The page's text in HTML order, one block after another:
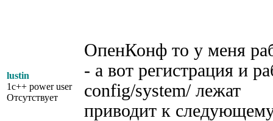
lustin
1c++ power user
Отсутствует
ОпенКонф то у меня
- а вот регистрация и
config/system/ лежат
приводит к